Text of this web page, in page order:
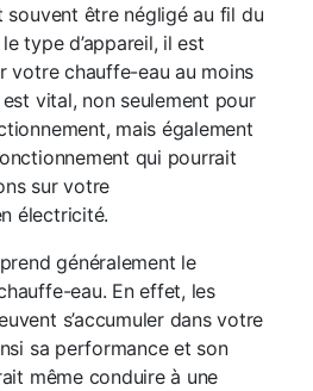
être négligé au fil du
type d’appareil, il est
votre chauffe-eau au moins
vital, non seulement pour
mais également
qui pourrait
sur votre
électricité.
généralement le
eau. En effet, les
s’accumuler dans votre
sa performance et son
même conduire à une